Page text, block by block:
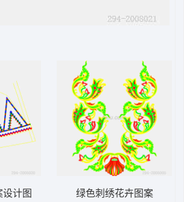
计图 绿色刺绣花卉图案